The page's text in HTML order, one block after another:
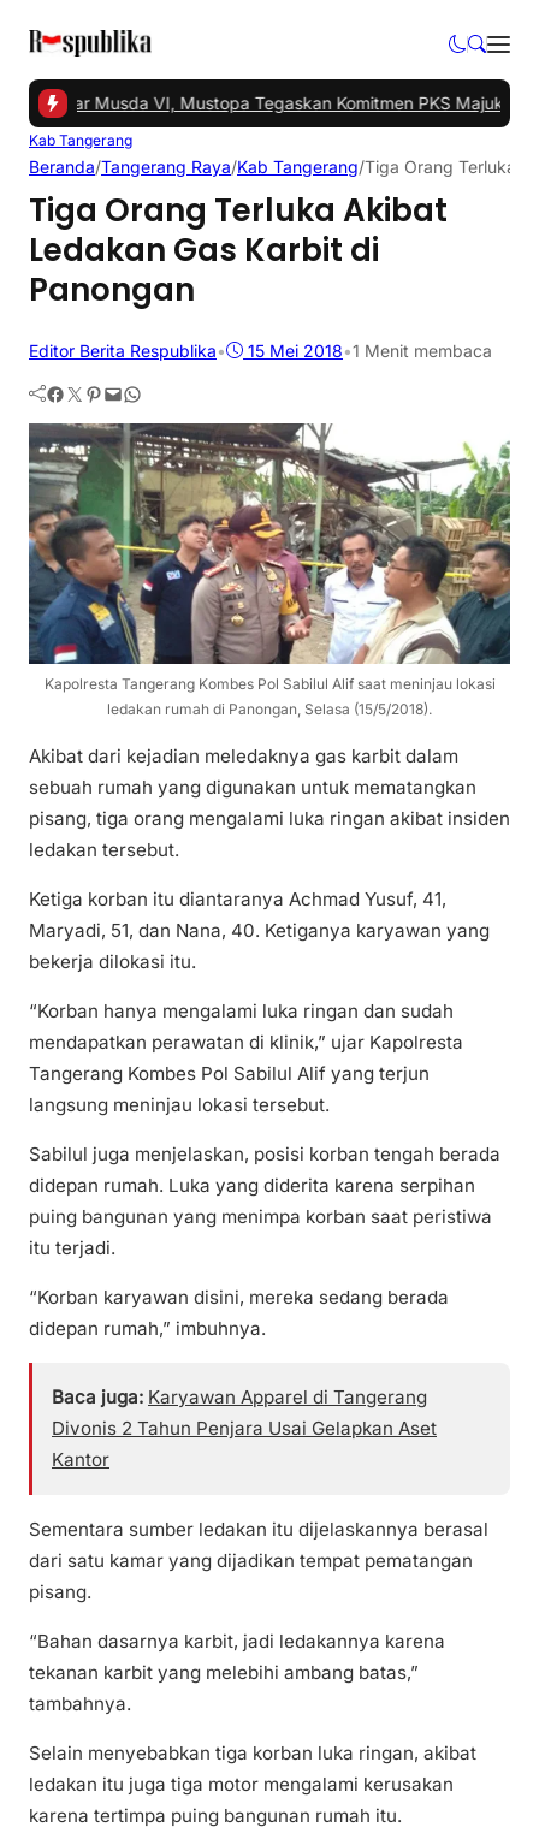
Gelar Musda VI, Mustopa Tegaskan Komitmen PKS Majukan
Kab Tangerang
Beranda/Tangerang Raya/Kab Tangerang/Tiga Orang Terluka
Tiga Orang Terluka Akibat
Ledakan Gas Karbit di
Panongan
Editor Berita Respublika• 15 Mei 2018•1 Menit membaca
Facebook Twitter Pinterest Mail WhatsApp
Kapolresta Tangerang Kombes Pol Sabilul Alif saat meninjau lokasi
ledakan rumah di Panongan, Selasa (15/5/2018).
Akibat dari kejadian meledaknya gas karbit dalam
sebuah rumah yang digunakan untuk mematangkan
pisang, tiga orang mengalami luka ringan akibat insiden
ledakan tersebut.
Ketiga korban itu diantaranya Achmad Yusuf, 41,
Maryadi, 51, dan Nana, 40. Ketiganya karyawan yang
bekerja dilokasi itu.
“Korban hanya mengalami luka ringan dan sudah
mendapatkan perawatan di klinik,” ujar Kapolresta
Tangerang Kombes Pol Sabilul Alif yang terjun
langsung meninjau lokasi tersebut.
Sabilul juga menjelaskan, posisi korban tengah berada
didepan rumah. Luka yang diderita karena serpihan
puing bangunan yang menimpa korban saat peristiwa
itu terjadi.
“Korban karyawan disini, mereka sedang berada
didepan rumah,” imbuhnya.
Baca juga: Karyawan Apparel di Tangerang
Divonis 2 Tahun Penjara Usai Gelapkan Aset
Kantor
Sementara sumber ledakan itu dijelaskannya berasal
dari satu kamar yang dijadikan tempat pematangan
pisang.
“Bahan dasarnya karbit, jadi ledakannya karena
tekanan karbit yang melebihi ambang batas,”
tambahnya.
Selain menyebabkan tiga korban luka ringan, akibat
ledakan itu juga tiga motor mengalami kerusakan
karena tertimpa puing bangunan rumah itu.